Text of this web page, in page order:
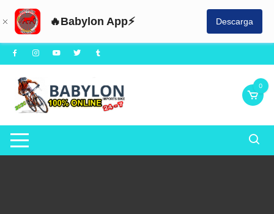
🔥Babylon App⚡ Descarga
Saltar
al
contenido
0